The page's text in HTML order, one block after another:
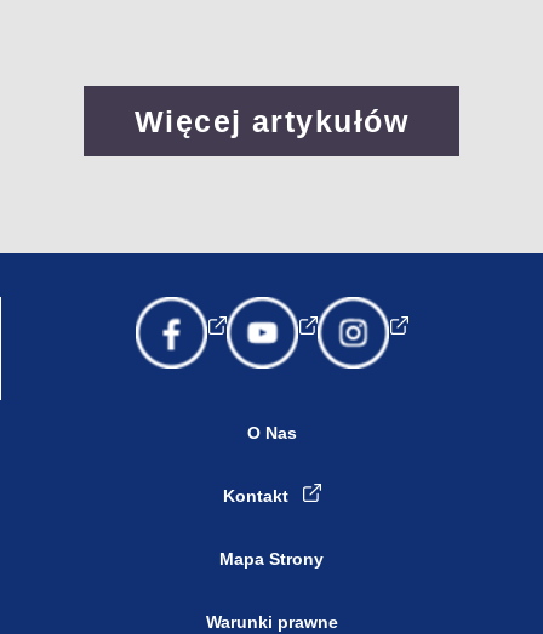
Więcej artykułów
O Nas
Kontakt
Mapa Strony
Warunki prawne